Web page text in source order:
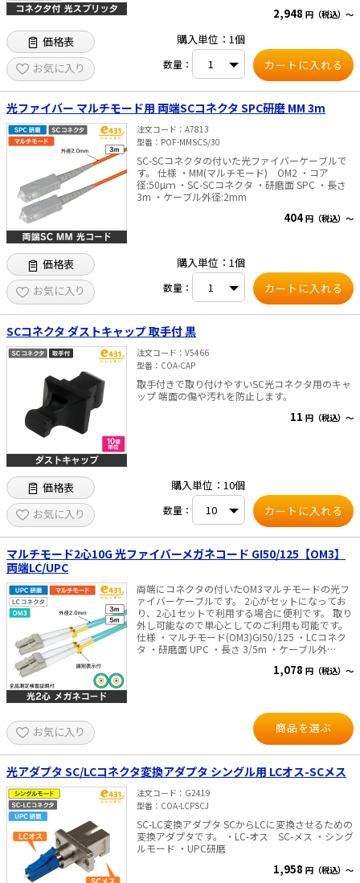
7×4×60 ・リードファイバー：φ0.9mmコード
クター：SC/UPCコネクタ
2,948 円（税込）～
価格表
お気に入り
購入単位：1個
数量：
光ファイバー マルチモード用 両端SCコネクタ SPC研磨 MM 3m
注文コード
A7813
型番
POF-MMSCS/30
SC-SCコネクタの付いた光ファイバーケーブルで
す。 仕様 ・MM(マルチモード) OM2 ・コア
径:50µｍ ・SC-SCコネクタ ・研磨面 SPC ・長さ
3m ・ケーブル外径:2mm
404 円（税込）～
価格表
お気に入り
購入単位：1個
数量：
SCコネクタ ダストキャップ 取手付 黒
注文コード
V5466
型番
COA-CAP
取手付きで取り付けやすいSC光コネクタ用のキャ
ップ 端面の傷や汚れを防止します。
11 円（税込）～
価格表
お気に入り
購入単位：10個
数量：
マルチモード2心10G 光ファイバーメガネコード GI50/125【OM3】
両端LC/UPC
両端にコネクタの付いたOM3マルチモードの光フ
ァイバーケーブルです。 2心がセットになってお
り、2心1セットで利用する場合に便利です。 取り
外し可能なので単心としてのご利用も可能です。
仕様 ・マルチモード(OM3)GI50/125 ・LCコネク
タ ・研磨面 UPC ・長さ 3/5m ・ケーブル外
全商品に出荷前測定を行い「挿入損失」「リター
1,078 円（税込）～
お気に入り 商品を選ぶ
光アダプタ SC/LCコネクタ変換アダプタ シングル用 LCオス-SCメス
注文コード
G2419
型番
COA-LCPSCJ
SC-LC変換アダプタ SCからLCに変換させるための
変換アダプタです。 ・LC-オス SC-メス ・シング
ルモード ・UPC研磨
1,958 円（税込）～